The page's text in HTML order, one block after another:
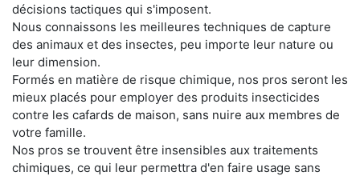
décisions tactiques qui s'imposent.
Nous connaissons les meilleures techniques de capture
des animaux et des insectes, peu importe leur nature ou
leur dimension.
Formés en matière de risque chimique, nos pros seront les
mieux placés pour employer des produits insecticides
contre les cafards de maison, sans nuire aux membres de
votre famille.
Nos pros se trouvent être insensibles aux traitements
chimiques, ce qui leur permettra d'en faire usage sans